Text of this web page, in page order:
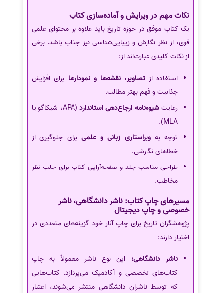
نکات مهم در ویرایش و آماده‌سازی کتاب
یک کتاب موفق در حوزه تاریخ باید علاوه بر محتوای علمی
قوی، از نظر نگارش و زیبایی‌شناسی نیز جذاب باشد. برخی
از نکات کلیدی عبارت‌اند از:
استفاده از تصاویر، نقشه‌ها و نمودارها برای افزایش
جذابیت و فهم بهتر مطالب.
رعایتشیوه‌نامه ارجاع‌دهی استاندارد
(APA، شیکاگو یا
MLA).
توجه بهویراستاری زبانی و علمی برای جلوگیری از
خطاهای نگارشی.
طراحی مناسب جلد و صفحه‌آرایی کتاب برای جلب نظر
مخاطب.
مسیرهای چاپ کتاب: ناشر دانشگاهی، ناشر
خصوصی و چاپ دیجیتال
پژوهشگران تاریخ برای چاپ آثار خود گزینه‌های متعددی در
اختیار دارند:
ناشر دانشگاهی: این نوع ناشر معمولاً به چاپ
کتاب‌های تخصصی و آکادمیک می‌پردازد. کتاب‌هایی
که توسط ناشران دانشگاهی منتشر می‌شوند، اعتبار